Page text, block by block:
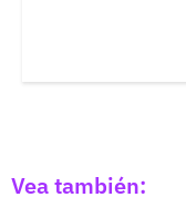
Vea también: